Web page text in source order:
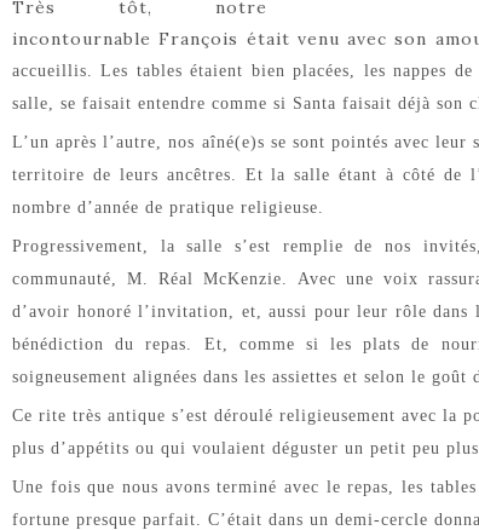
Très tôt, notre
incontournable François était venu avec son
accueillis. Les tables étaient bienplacées, les nappes
salle, se faisait entendre comme si Santa faisait déjà son
L’un après l’autre, nos aîné(e)s se sont pointés avec
territoire de leurs ancêtres. Et la salle étant à côté de
nombre d’année de pratique religieuse.
Progressivement, la salle s’est remplie de nos
communauté, M. Réal McKenzie. Avec une voix
d’avoir honoré l’invitation, et, aussi pour leur rôle
bénédiction du repas. Et, comme si les plats de
soigneusement alignées dans les assiettes et selon le goût
Ce rite très antique s’est déroulé religieusement avec la
plus d’appétits ou qui voulaient déguster un petit peu
Une fois que nous avons terminé avec le repas, les
fortune presque parfait. C’était dans un demi-cercle